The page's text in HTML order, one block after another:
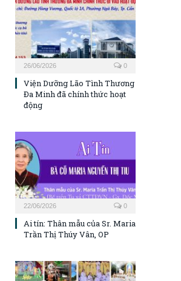
26/06/2026 0
Viện Dưỡng Lão Tình Thương
Đa Minh đã chính thức hoạt
động
22/06/2026 0
Ai tín: Thân mẫu của Sr. Maria
Trần Thị Thúy Vân, OP